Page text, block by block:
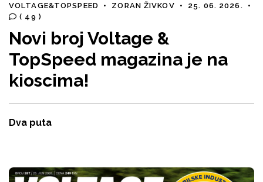
VOLTAGE&TOPSPEED • ZORAN ŽIVKOV • 25. 06. 2026.
•
( 49 )
Novi broj Voltage &
TopSpeed magazina je na
kioscima!
Dva puta